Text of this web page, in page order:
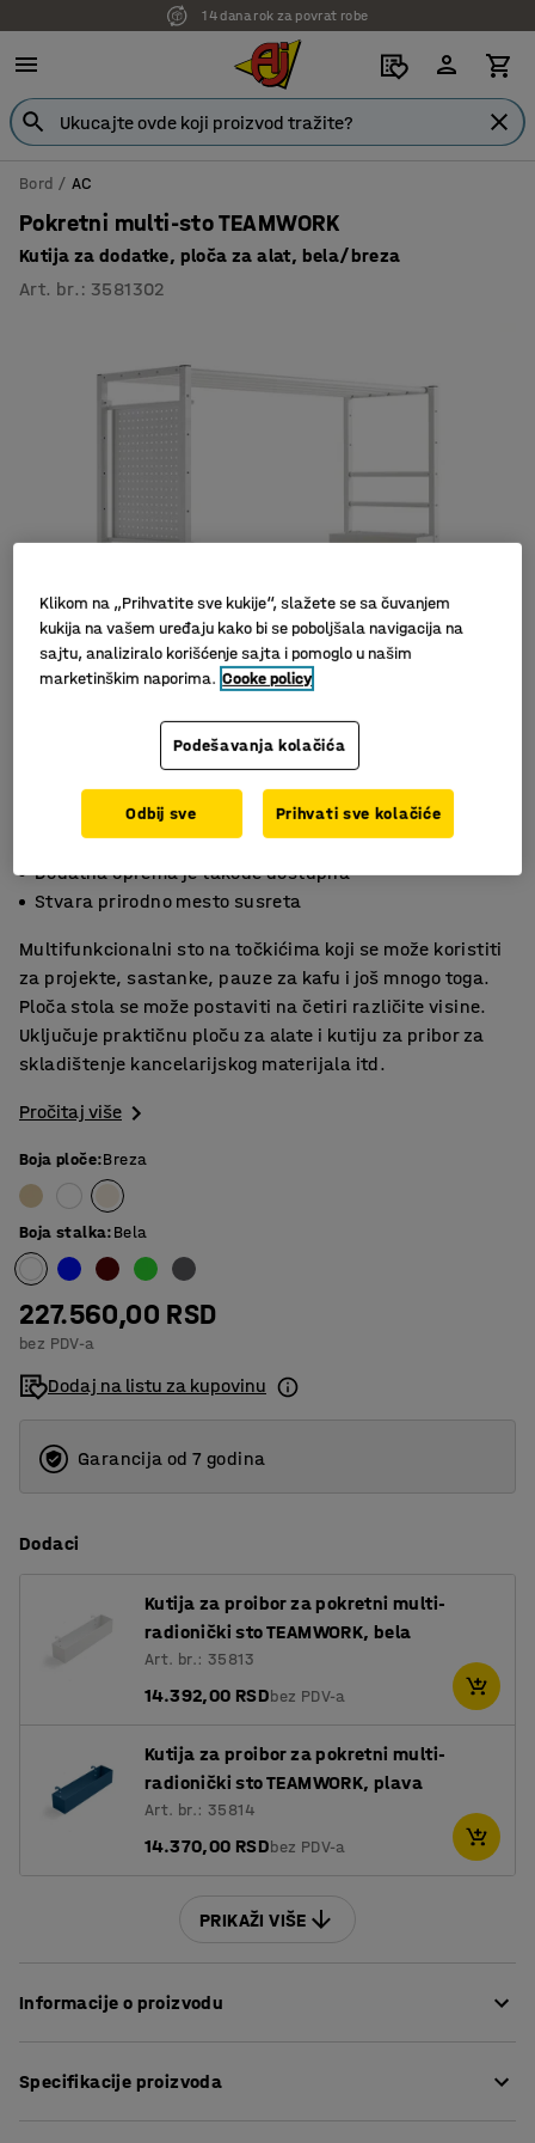
14 dana rok za povrat robe
7 godina garancije
Bord AC
Pokretni multi-sto TEAMWORK
Kutija za dodatke, ploča za alat, bela/breza
Art. br. : 3581302
Podesivi sto sa četiri visine
Dodatna oprema je takođe dostupna
Stvara prirodno mesto susreta
Multifunkcionalni sto na točkićima koji se može koristiti
za projekte, sastanke, pauze za kafu i još mnogo toga.
Ploča stola se može postaviti na četiri različite visine.
Uključuje praktičnu ploču za alate i kutiju za pribor za
skladištenje kancelarijskog materijala itd.
Pročitaj više
Boja ploče:Breza
Boja stalka:Bela
227.560,00 RSD
bez PDV-a
Dodaj na listu za kupovinu
Garancija od 7 godina
Dodaci
Kutija za proibor za pokretni multi-
radionički sto TEAMWORK, bela
Art. br.: 35813
14.392,00 RSDbez PDV-a
Kutija za proibor za pokretni multi-
radionički sto TEAMWORK, plava
Art. br.: 35814
14.370,00 RSDbez PDV-a
PRIKAŽI VIŠE
Informacije o proizvodu
ljudi u kancelariji, ali je takođe idealan za škole, menze,
Specifikacije proizvoda
Klikom na „Prihvatite sve kukije“, slažete se sa čuvanjem
kukija na vašem uređaju kako bi se poboljšala navigacija na
sajtu, analiziralo korišćenje sajta i pomoglo u našim
marketinškim naporima. Cooke policy
Podešavanja kolačića
Odbij sve Prihvati sve kolačiće